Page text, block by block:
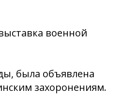
военной
была объявлена
захоронениям.